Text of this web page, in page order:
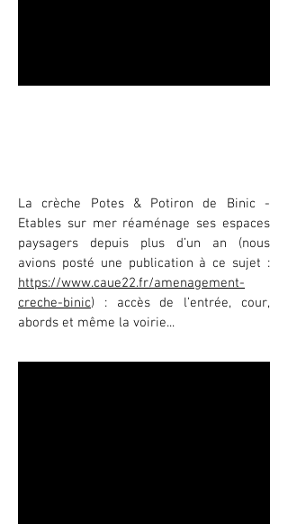
La crèche Potes & Potiron de Binic -
Etables sur mer réaménage ses espaces
paysagers depuis plus d’un an (nous
avions posté une publication à ce sujet :
https://www.caue22.fr/amenagement-
creche-binic) : accès de l’entrée, cour,
abords et même la voirie...